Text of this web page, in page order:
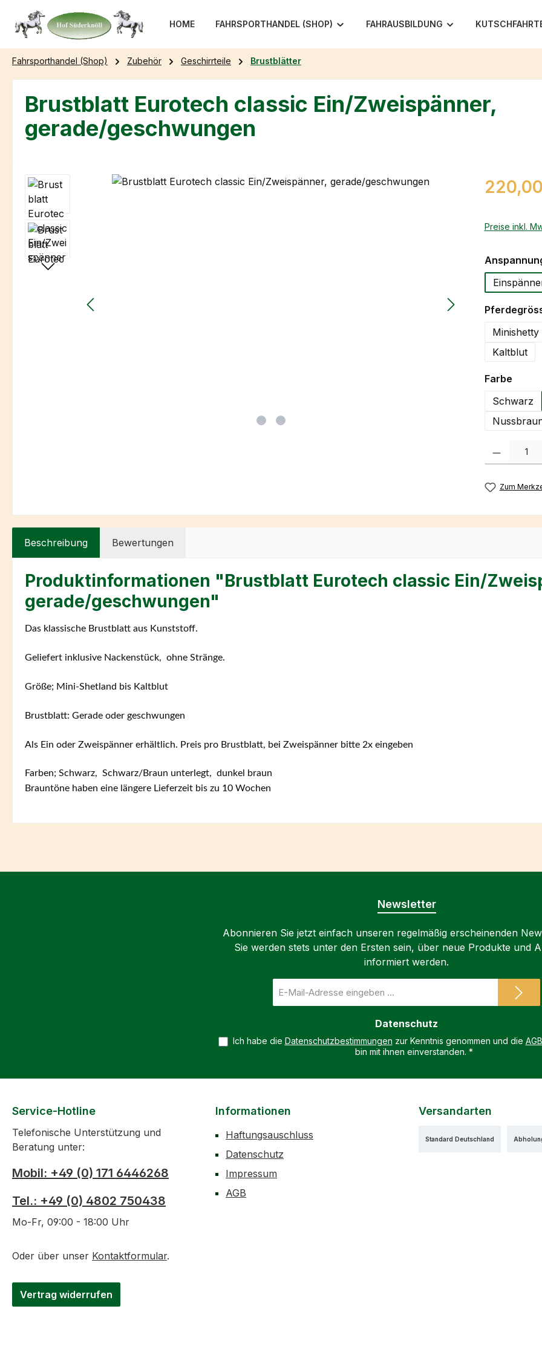
Hauptinhalt springen
Zur Suche springen
Zur Hauptnavigation springen
HOME FAHRSPORTHANDEL (SHOP) FAHRAUSBILDUNG
Fahrsporthandel (Shop) Zubehör Geschirrteile Brustblätter
Brustblatt Eurotech classic Ein/Zweispänner,
gerade/geschwungen
Bildergalerie überspringen Regulärer
Preise inkl.
Minishetty
Kaltblut
Farbe
Schwarz
Produkt
Zum
Beschreibung Bewertungen
Produktinformationen "Brustblatt Eurotech classic Ein/
gerade/geschwungen"
Das klassische Brustblatt aus Kunststoff.
Geliefert inklusive Nackenstück, ohne Stränge.
Größe; Mini-Shetland bis Kaltblut
Brustblatt: Gerade oder geschwungen
Als Ein oder Zweispänner erhältlich. Preis pro Brustblatt, bei Zweispänner bitte 2x eingeben
Farben; Schwarz, Schwarz/Braun unterlegt, dunkel braun
Brauntöne haben eine längere Lieferzeit bis zu 10 Wochen
Newsletter
Abonnieren Sie jetzt einfach unseren regelmäßig erscheinenden
Sie werden stets unter den Ersten sein, über neue Produkte und
informiert werden.
Mail-
Datenschutz
Ich habe die Datenschutzbestimmungen zur Kenntnis genommen und die AGB
bin mit ihnen einverstanden. *
Service-Hotline
Telefonische Unterstützung und
Beratung unter:
Mobil: +49 (0) 171 6446268
Tel.: +49 (0) 4802 750438
Mo-Fr, 09:00 - 18:00 Uhr
Oder über unser Kontaktformular.
Vertrag widerrufen
Informationen
Haftungsauschluss
Datenschutz
Impressum
AGB
Versandarten
Standard Deutschland